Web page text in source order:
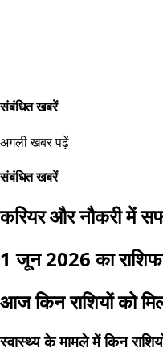
संबंधित खबरें
अगली खबर पढ़ें
संबंधित खबरें
करियर और नौकरी में
1 जून 2026 का
आज किन राशियों को
स्वास्थ्य के मामले में किन